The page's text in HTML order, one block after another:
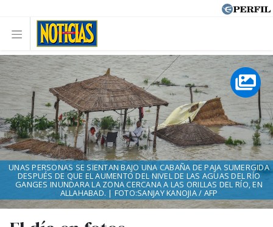
UNAS PERSONAS SE SIENTAN BAJO UNA CABAÑA DE PAJA SUMERGIDA
DESPUÉS DE QUE EL AUMENTO DEL NIVEL DE LAS AGUAS DEL RÍO
GANGES INUNDARA LA ZONA CERCANA A LAS ORILLAS DEL RÍO, EN
ALLAHABAD. | FOTO:SANJAY KANOJIA / AFP